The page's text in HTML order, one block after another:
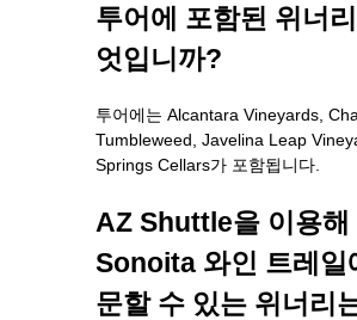
투어에 포함된 위너
엇입니까?
투어에는 Alcantara Vineyards,
Tumbleweed, Javelina Leap
Springs Cellars가 포함됩니다.
AZ Shuttle을 이용해
Sonoita 와인 트레일
문할 수 있는 위너리